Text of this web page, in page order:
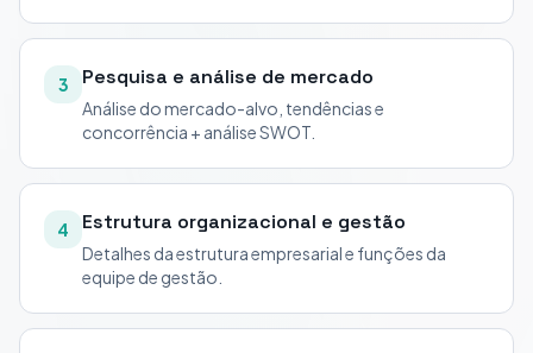
3 Pesquisa e análise de mercado
Análise do mercado-alvo, tendências e
concorrência + análise SWOT.
4 Estrutura organizacional e gestão
Detalhes da estrutura empresarial e funções da
equipe de gestão.